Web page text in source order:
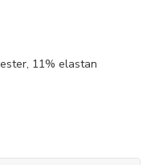
11% elastan